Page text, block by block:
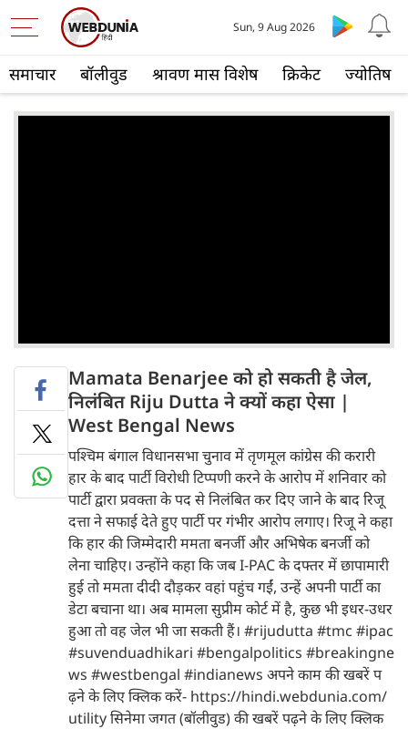
समाचार बॉलीवुड श्रावण मास विशेष क्रिकेट ज्योतिष
Sun, 9 Aug 2026
Mamata Benarjee को हो सकती है जेल,
निलंबित Riju Dutta ने क्‍यों कहा ऐसा |
West Bengal News
पश्चिम बंगाल विधानसभा चुनाव में तृणमूल कांग्रेस की करारी
हार के बाद पार्टी विरोधी टिप्पणी करने के आरोप में शनिवार को
पार्टी द्वारा प्रवक्ता के पद से निलंबित कर दिए जाने के बाद रिजू
दत्ता ने सफाई देते हुए पार्टी पर गंभीर आरोप लगाए। रिजू ने कहा
कि हार की जिम्मेदारी ममता बनर्जी और अभिषेक बनर्जी को
लेना चाहिए। उन्होंने कहा कि जब I-PAC के दफ्तर में छापामारी
हुई तो ममता दीदी दौड़कर वहां पहुंच गईं, उन्हें अपनी पार्टी का
डेटा बचाना था। अब मामला सुप्रीम कोर्ट में है, कुछ भी इधर-उधर
हुआ तो वह जेल भी जा सकती हैं। #rijudutta #tmc #ipac
#suvenduadhikari #bengalpolitics #breakingne
ws #westbengal #indianews अपने काम की खबरें प
ढ़ने के लिए क्लिक करें- https://hindi.webdunia.com/
utility सिनेमा जगत (बॉलीवुड) की खबरें पढ़ने के लिए क्लिक